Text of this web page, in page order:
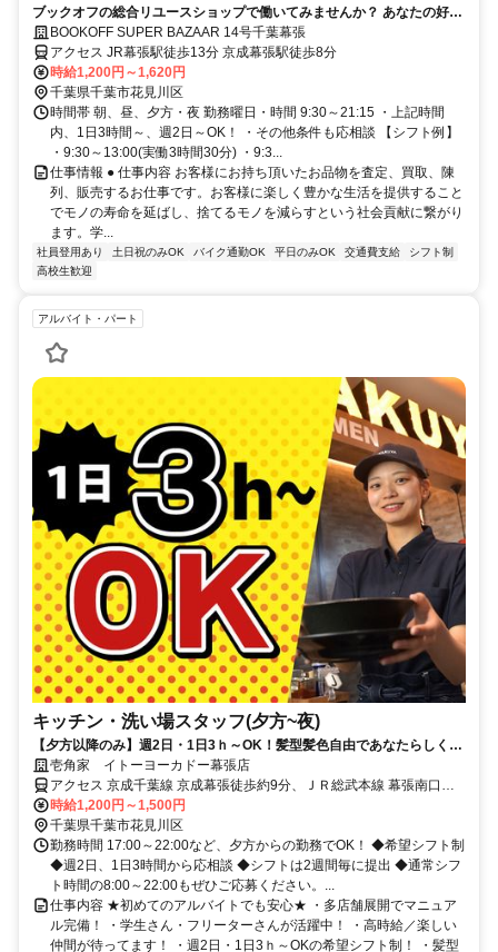
ブックオフの総合リユースショップで働いてみませんか？ あなたの好
き！を活かせるお仕事です！
BOOKOFF SUPER BAZAAR 14号千葉幕張
アクセス JR幕張駅徒歩13分 京成幕張駅徒歩8分
時給1,200円～1,620円
千葉県千葉市花見川区
時間帯 朝、昼、夕方・夜 勤務曜日・時間 9:30～21:15 ・上記時間
内、1日3時間～、週2日～OK！ ・その他条件も応相談 【シフト例】
・9:30～13:00(実働3時間30分) ・9:3...
仕事情報 ● 仕事内容 お客様にお持ち頂いたお品物を査定、買取、陳
列、販売するお仕事です。お客様に楽しく豊かな生活を提供すること
でモノの寿命を延ばし、捨てるモノを減らすという社会貢献に繋がり
ます。学...
社員登用あり 土日祝のみOK バイク通勤OK 平日のみOK 交通費支給
シフト制
高校生歓迎
アルバイト・パート
キッチン・洗い場スタッフ(夕方~夜)
【夕方以降のみ】週2日・1日3ｈ～OK！髪型髪色自由であなたらしく勤
務！壱角家 イトーヨーカドー幕張店
アクセス 京成千葉線 京成幕張徒歩約9分、ＪＲ総武本線 幕張南口徒
歩約11分、ＪＲ京葉線/ＪＲ武蔵野線 海浜幕張北口(中央口)徒歩約16
分
時給1,200円～1,500円
千葉県千葉市花見川区
勤務時間 17:00～22:00など、夕方からの勤務でOK！ ◆希望シフト制
◆週2日、1日3時間から応相談 ◆シフトは2週間毎に提出 ◆通常シフ
ト時間の8:00～22:00もぜひご応募ください。...
仕事内容 ★初めてのアルバイトでも安心★ ・多店舗展開でマニュア
ル完備！ ・学生さん・フリーターさんが活躍中！ ・高時給／楽しい
仲間が待ってます！ ・週2日・1日3ｈ～OKの希望シフト制！ ・髪型